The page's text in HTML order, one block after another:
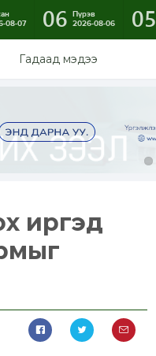
08-07
06 Пүрэв
2026-08-06
05
Гадаад мэдээ
иргэд